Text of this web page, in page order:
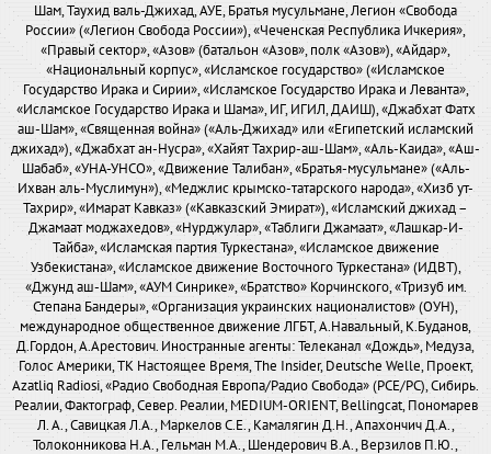
Шам, Таухид валь-Джихад, АУЕ, Братья мусульмане, Легион «Свобода
России» («Легион Свобода России»), «Чеченская Республика Ичкерия»,
«Правый сектор», «Азов» (батальон «Азов», полк «Азов»), «Айдар»,
«Национальный корпус», «Исламское государство» («Исламское
Государство Ирака и Сирии», «Исламское Государство Ирака и Леванта»,
«Исламское Государство Ирака и Шама», ИГ, ИГИЛ, ДАИШ), «Джабхат Фатх
аш-Шам», «Священная война» («Аль-Джихад» или «Египетский исламский
джихад»), «Джабхат ан-Нусра», «Хайят Тахрир-аш-Шам», «Аль-Каида», «Аш-
Шабаб», «УНА-УНСО», «Движение Талибан», «Братья-мусульмане» («Аль-
Ихван аль-Муслимун»), «Меджлис крымско-татарского народа», «Хизб ут-
Тахрир», «Имарат Кавказ» («Кавказский Эмират»), «Исламский джихад –
Джамаат моджахедов», «Нурджулар», «Таблиги Джамаат», «Лашкар-И-
Тайба», «Исламская партия Туркестана», «Исламское движение
Узбекистана», «Исламское движение Восточного Туркестана» (ИДВТ),
«Джунд аш-Шам», «АУМ Синрике», «Братство» Корчинского, «Тризуб им.
Степана Бандеры», «Организация украинских националистов» (ОУН),
международное общественное движение ЛГБТ, А.Навальный, К.Буданов,
Д.Гордон, А.Арестович. Иностранные агенты: Телеканал «Дождь», Медуза,
Голос Америки, ТК Настоящее Время, The Insider, Deutsche Welle, Проект,
Azatliq Radiosi, «Радио Свободная Европа/Радио Свобода» (PCE/PC), Сибирь.
Реалии, Фактограф, Север. Реалии, MEDIUM-ORIENT, Bellingcat, Пономарев
Л. А., Савицкая Л.А., Маркелов С.Е., Камалягин Д.Н., Апахончич Д.А.,
Толоконникова Н.А., Гельман М.А., Шендерович В.А., Верзилов П.Ю.,